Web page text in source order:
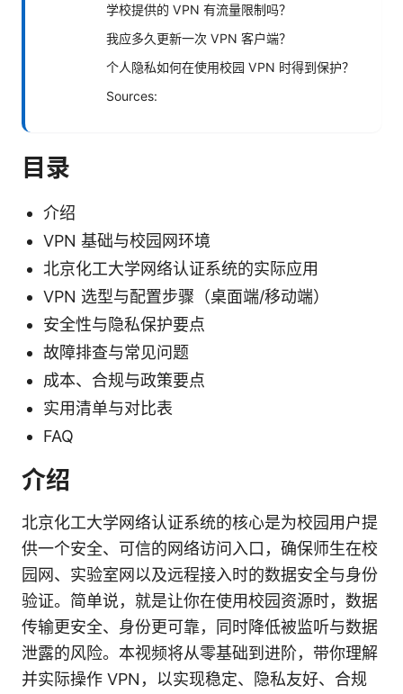
学校提供的 VPN 有流量限制吗？
我应多久更新一次 VPN 客户端？
个人隐私如何在使用校园 VPN 时得到保护？
Sources:
目录
介绍
VPN 基础与校园网环境
北京化工大学网络认证系统的实际应用
VPN 选型与配置步骤（桌面端/移动端）
安全性与隐私保护要点
故障排查与常见问题
成本、合规与政策要点
实用清单与对比表
FAQ
介绍
北京化工大学网络认证系统的核心是为校园用户提
供一个安全、可信的网络访问入口，确保师生在校
园网、实验室网以及远程接入时的数据安全与身份
验证。简单说，就是让你在使用校园资源时，数据
传输更安全、身份更可靠，同时降低被监听与数据
泄露的风险。本视频将从零基础到进阶，带你理解
并实际操作 VPN，以实现稳定、隐私友好、合规